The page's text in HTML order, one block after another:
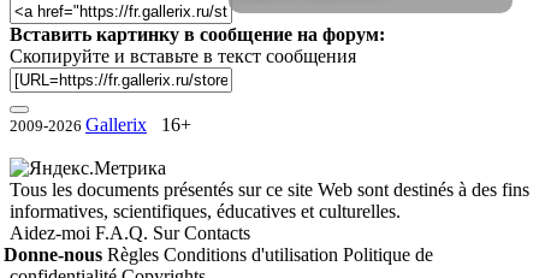
Вставить картинку в сообщение на форум:
Скопируйте и вставьте в текст сообщения
2009-2026 Gallerix 16+
Tous les documents présentés sur ce site Web sont destinés à des fins
informatives, scientifiques, éducatives et culturelles.
Aidez-moi F.A.Q. SurContacts
Donne-nous Règles Conditions d'utilisation Politique de